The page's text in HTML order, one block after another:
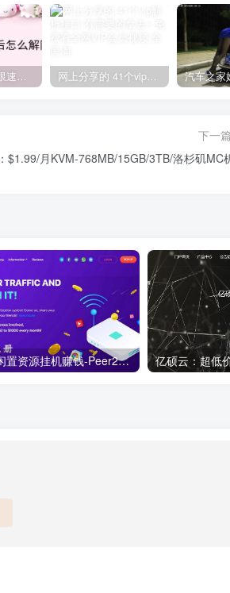
联通网络 解除限速方法参考！畅享、畅玩、老白干等及其它地区自测了 网上分享的 41个vip解析接口 有需要的拿去~ 免费看全网VIP会员视频
下一
$1.99/月KVM-768MB/15GB/3TB/洛杉矶MC
利用闲置资源挂机赚钱-Peer2Profit ，支持windows,linux,Android多平台